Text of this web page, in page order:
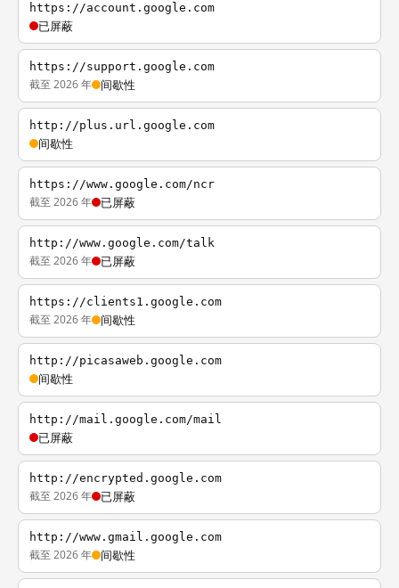
https://account.google.com
已屏蔽
https://support.google.com
截至 2026 年 间歇性
http://plus.url.google.com
间歇性
https://www.google.com/ncr
截至 2026 年 已屏蔽
http://www.google.com/talk
截至 2026 年 已屏蔽
https://clients1.google.com
截至 2026 年 间歇性
http://picasaweb.google.com
间歇性
http://mail.google.com/mail
已屏蔽
http://encrypted.google.com
截至 2026 年 已屏蔽
http://www.gmail.google.com
截至 2026 年 间歇性